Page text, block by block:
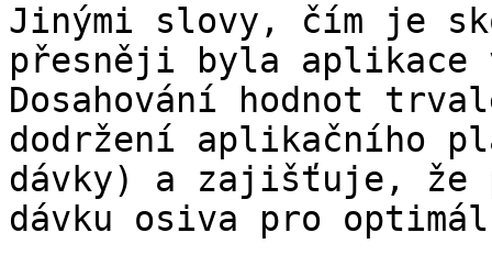
Jinými slovy, čím je
přesněji byla aplikace
Dosahování hodnot
dodržení aplikačního
dávky) a zajišťuje, že
dávku osiva pro